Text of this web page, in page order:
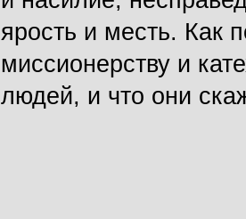
ярость и месть. Как
миссионерству и
людей, и что они